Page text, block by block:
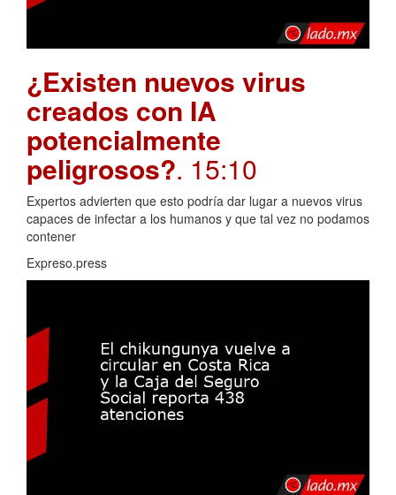
¿Existen nuevos virus
creados con IA
potencialmente
peligrosos?. 15:10
Expertos advierten que esto podría dar lugar a nuevos virus
capaces de infectar a los humanos y que tal vez no podamos
contener
Expreso.press